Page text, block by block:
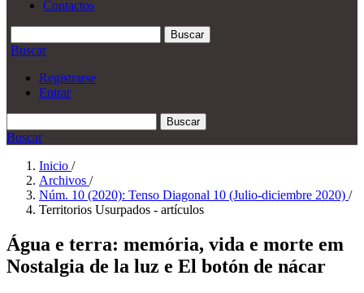
Contactos
Buscar
Buscar
Registrarse
Entrar
Buscar
Buscar
Inicio /
Archivos /
Núm. 10 (2020): Tenso Diagonal 10 (Julio-diciembre 2020) /
Territorios Usurpados - artículos
Água e terra: memória, vida e morte em
Nostalgia de la luz e El botón de nácar